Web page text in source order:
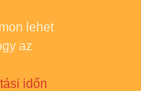
lehet
az
időn